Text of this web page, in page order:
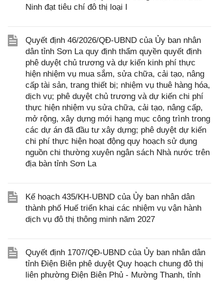
Ninh đạt tiêu chí đô thị loại I
Quyết định 46/2026/QĐ-UBND của Ủy ban nhân
dân tỉnh Sơn La quy định thẩm quyền quyết định
phê duyệt chủ trương và dự kiến kinh phí thực
hiện nhiệm vụ mua sắm, sửa chữa, cải tạo, nâng
cấp tài sản, trang thiết bị; nhiệm vụ thuê hàng hóa,
dịch vụ; phê duyệt chủ trương và dự kiến chi phí
thực hiện nhiệm vụ sửa chữa, cải tạo, nâng cấp,
mở rộng, xây dựng mới hạng mục công trình trong
các dự án đã đầu tư xây dựng; phê duyệt dự kiến
chi phí thực hiện hoạt động quy hoạch sử dụng
nguồn chi thường xuyên ngân sách Nhà nước trên
địa bàn tỉnh Sơn La
Kế hoạch 435/KH-UBND của Ủy ban nhân dân
thành phố Huế triển khai các nhiệm vụ vận hành
dịch vụ đô thị thông minh năm 2027
Quyết định 1707/QĐ-UBND của Ủy ban nhân dân
tỉnh Điện Biên phê duyệt Quy hoạch chung đô thị
liên phường Điện Biên Phủ - Mường Thanh, tỉnh